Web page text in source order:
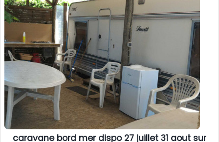
caravane bord mer dispo 27 juillet 31 aout sur